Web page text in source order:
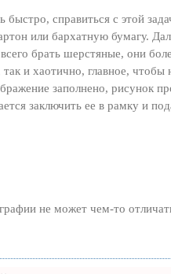
справиться с этой
или бархатную бумагу.
брать шерстяные, они
и хаотично, главное,
заполнено,
заключить ее в рамку и
не может чем-то